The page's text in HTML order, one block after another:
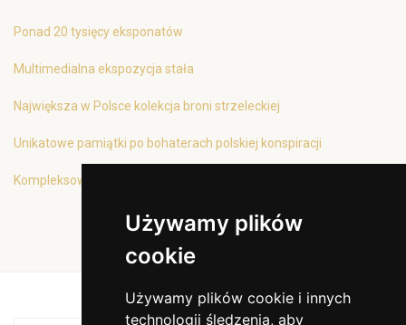
Używamy plików
cookie
Używamy plików cookie i innych
technologii śledzenia, aby
Ponad 20 tysięcy eksponatów
Multimedialna ekspozycja stała
Największa w Polsce kolekcja broni strzeleckiej
Unikatowe pamiątki po bohaterach polskiej konspiracji
Kompleksowa oferta edukacyjna